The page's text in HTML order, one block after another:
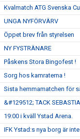
Kvalmatch ATG Svenska
UNGA NYFÖRVÄRV
Öppet brev från styrelsen
NY FYSTRÄNARE
Påskens Stora Bingofest !
Sorg hos kamraterna !
Sista hemmamatchen för
&#129512; TACK
19:00 i kväll Ystad Arena.
IFK Ystad:s nya borg är inte